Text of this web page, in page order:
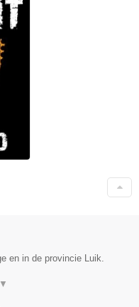
en in de provincie Luik.
▼